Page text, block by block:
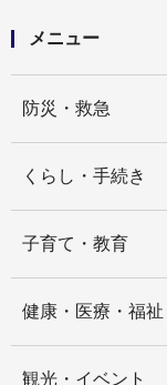
メニュー
防災・救急
くらし・手続き
子育て・教育
健康・医療・福祉
観光・イベント